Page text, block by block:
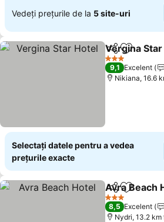
Vedeți prețurile de la 5 site-uri
Distribuiți
Vergina
3 Stele
9,1 Excelent
Nikiana, 16.6
Selectați datele pentru a vedea
prețurile exacte
Distribuiți
Avra Beach
3 Stele
8,5 Excelent
Nydri, 13.2